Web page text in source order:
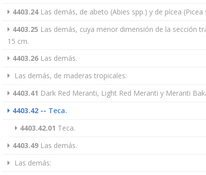
4403.24Las demás, de abeto (Abies spp.) y de pícea (Picea
4403.25 Las demás, cuya menor dimensión de la sección
15 cm.
4403.26 Las demás.
Las demás, de maderas tropicales:
4403.41 Dark Red Meranti, Light Red Meranti y Meranti
4403.42 -- Teca.
4403.42.01 Teca.
4403.49 Las demás.
Las demás: